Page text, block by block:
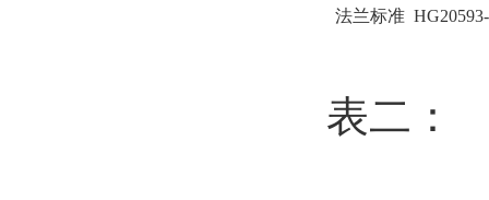
法兰标准
表二：